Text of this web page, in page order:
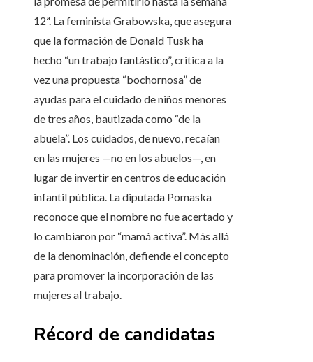
12ª. La feminista Grabowska, que asegura
que la formación de Donald Tusk ha
hecho “un trabajo fantástico”, critica a la
vez una propuesta “bochornosa” de
ayudas para el cuidado de niños menores
de tres años, bautizada como “de la
abuela”. Los cuidados, de nuevo, recaían
en las mujeres —no en los abuelos—, en
lugar de invertir en centros de educación
infantil pública. La diputada Pomaska
reconoce que el nombre no fue acertado y
lo cambiaron por “mamá activa”. Más allá
de la denominación, defiende el concepto
para promover la incorporación de las
mujeres al trabajo.
Récord de candidatas